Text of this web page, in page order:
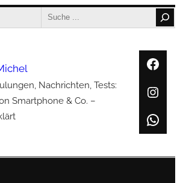
Search
Nachrichten, Tests:
Smartphone & Co. –